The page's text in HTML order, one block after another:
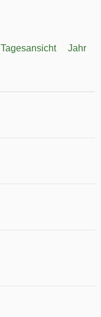
Tagesansicht